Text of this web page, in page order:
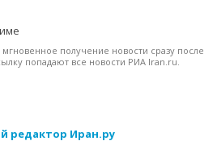
получение новости сразу после
попадают все новости РИА Iran.ru.
редактор Иран.ру